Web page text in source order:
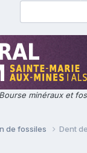
Bourse minéraux et
de fossiles Dent